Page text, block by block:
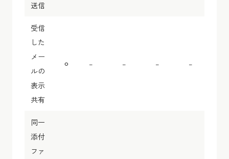
送信
受信
した
メー
ルの
表示
共有
⚪︎ – – – –
同一
添付
ファ